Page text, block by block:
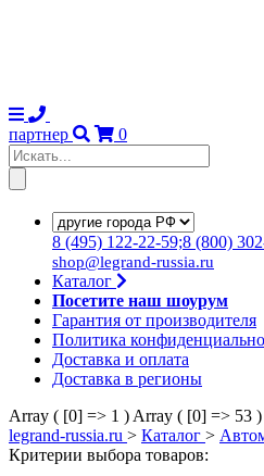
партнер
0
8 (495) 122-22-59;8 (800)
shop@legrand-russia.ru
Каталог
Посетите наш шоурум
Гарантия от производителя
Политика
Доставка и оплата
Доставка в регионы
Array ( [0] => 1 ) Array ( [0] => 53 )
legrand-russia.ru > Каталог >
Критерии выбора товаров: